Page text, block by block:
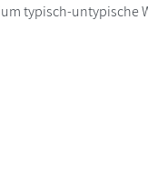
typisch-untypische